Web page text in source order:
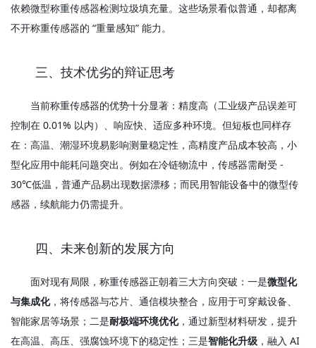
依赖微型称重传感器检测垃圾填充量。这些场景看似普通，却都离
不开称重传感器的 “重量感知” 能力。
三、技术优劣的辩证思考
控制在 0.01% 以内）、响应快、适应多种环境。但短板也同样存
在：高温、潮湿环境易影响测量稳定性，高精度产品成本较高，小
型化应用中能耗问题突出。例如在冷链物流中，传感器需耐受 -
30℃低温，普通产品易出现数据漂移；而民用智能设备中的微型传
感器，续航能力仍需提升。
四、未来创新的发展方向
面对现有局限，称重传感器正朝着三大方向突破：一是微型化
与集成化，将传感器与芯片、通信模块整合，应用于可穿戴设备、
智能家居等场景；二是耐极端环境优化，通过新型材料研发，提升
在高温、高压、强腐蚀环境下的稳定性；三是智能化升级 ，融入 AI